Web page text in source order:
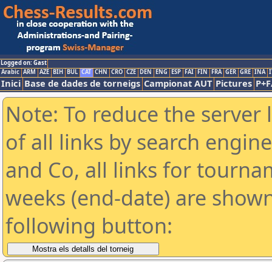
Logged on: Gast
Arabic ARM AZE BIH BUL CAT CHN CRO CZE DEN ENG ESP FAI FIN FRA GER GRE INA
Inici Base de dades de torneigs Campionat AUT Pictures
Note: To reduce the
of all links by search
and Co, all links for
weeks (end-date) are
following button: